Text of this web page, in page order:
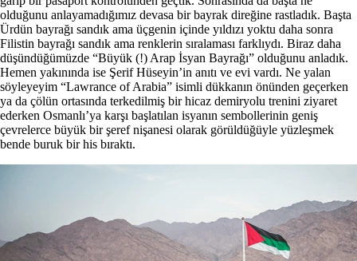
olduğunu anlayamadığımız devasa bir bayrak direğine rastladık. Başta
Ürdün bayrağı sandık ama üçgenin içinde yıldızı yoktu daha sonra
Filistin bayrağı sandık ama renklerin sıralaması farklıydı. Biraz daha
düşündüğümüzde “Büyük (!) Arap İsyan Bayrağı” olduğunu anladık.
Hemen yakınında ise Şerif Hüseyin’in anıtı ve evi vardı. Ne yalan
söyleyeyim “Lawrance of Arabia” isimli dükkanın önünden geçerken
ya da çölün ortasında terkedilmiş bir hicaz demiryolu trenini ziyaret
ederken Osmanlı’ya karşı başlatılan isyanın sembollerinin geniş
çevrelerce büyük bir şeref nişanesi olarak görüldüğüyle yüzleşmek
bende buruk bir his bıraktı.